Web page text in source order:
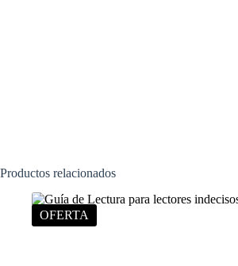
Productos relacionados
OFERTA